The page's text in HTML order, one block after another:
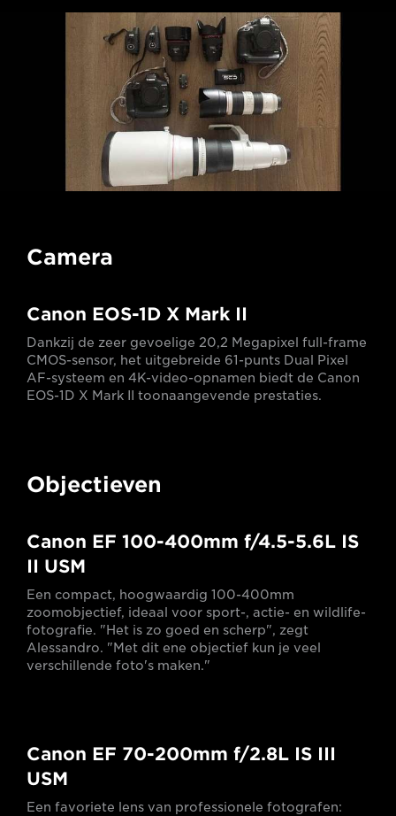
Camera
Canon EOS-1D X Mark II
Dankzij de zeer gevoelige 20,2 Megapixel full-frame
CMOS-sensor, het uitgebreide 61-punts Dual Pixel
AF-systeem en 4K-video-opnamen biedt de Canon
EOS-1D X Mark II toonaangevende prestaties.
Objectieven
Canon EF 100-400mm f/4.5-5.6L IS
II USM
Een compact, hoogwaardig 100-400mm
zoomobjectief, ideaal voor sport-, actie- en wildlife-
fotografie. "Het is zo goed en scherp", zegt
Alessandro. "Met dit ene objectief kun je veel
verschillende foto's maken."
Canon EF 70-200mm f/2.8L IS III
USM
Een favoriete lens van professionele fotografen: